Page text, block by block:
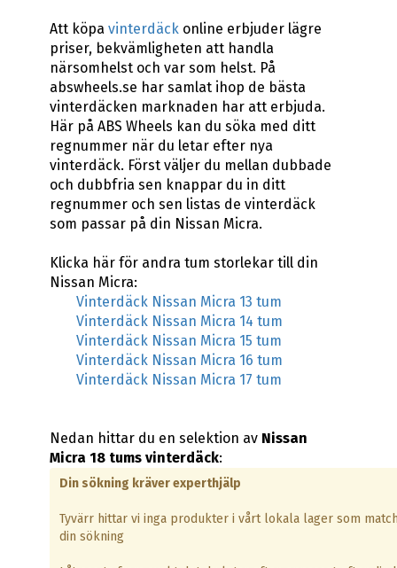
Att köpa vinterdäckonline erbjuder lägre
priser, bekvämligheten att handla
närsomhelst och var som helst. På
abswheels.se har samlat ihop de bästa
vinterdäcken marknaden har att erbjuda.
Här på ABS Wheels kan du söka med ditt
regnummer när du letar efter nya
vinterdäck. Först väljer du mellan dubbade
och dubbfria sen knappar du in ditt
regnummer och sen listas de vinterdäck
som passar på din Nissan Micra.
Klicka här för andra tum storlekar till din
Nissan Micra:
Vinterdäck Nissan Micra 13 tum
Vinterdäck Nissan Micra 14 tum
Vinterdäck Nissan Micra 15 tum
Vinterdäck Nissan Micra 16 tum
Vinterdäck Nissan Micra 17 tum
Nedan hittar du en selektion av Nissan
Micra 18 tums vinterdäck:
Din sökning kräver experthjälp
Tyvärr hittar vi inga produkter i vårt lokala lager som
din sökning